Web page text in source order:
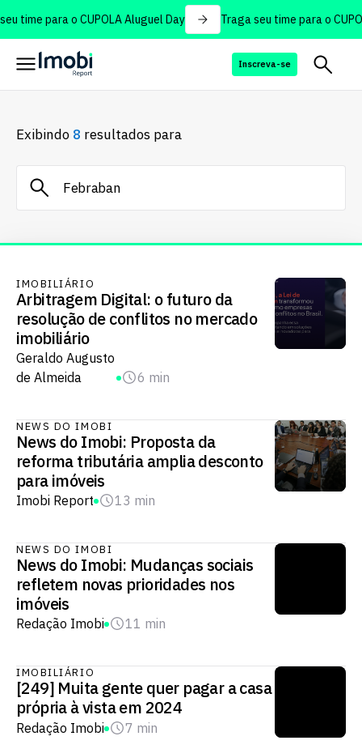
time para o CUPOLA Aluguel Day Traga seu time para o
Inscreva-se
Exibindo 8 resultados para
IMOBILIÁRIO
Arbitragem Digital: o futuro da
resolução de conflitos no mercado
imobiliário
Geraldo Augusto
de Almeida
6 min
NEWS DO IMOBI
News do Imobi: Proposta da
reforma tributária amplia desconto
para imóveis
Imobi Report 13 min
NEWS DO IMOBI
News do Imobi: Mudanças sociais
refletem novas prioridades nos
imóveis​
Redação Imobi 11 min
IMOBILIÁRIO
[249] Muita gente quer pagar a casa
própria à vista em 2024
Redação Imobi 7 min